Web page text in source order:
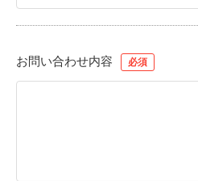
お問い合わせ内容